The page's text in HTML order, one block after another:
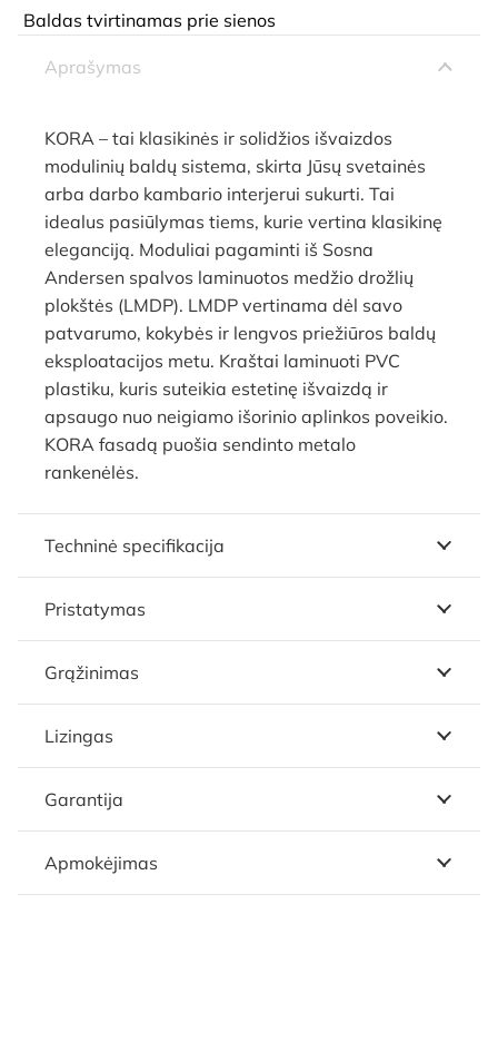
Baldas tvirtinamas prie sienos
Aprašymas
KORA – tai klasikinės ir solidžios išvaizdos
modulinių baldų sistema, skirta Jūsų svetainės
arba darbo kambario interjerui sukurti. Tai
idealus pasiūlymas tiems, kurie vertina klasikinę
eleganciją. Moduliai pagaminti iš Sosna
Andersen spalvos laminuotos medžio drožlių
plokštės (LMDP). LMDP vertinama dėl savo
patvarumo, kokybės ir lengvos priežiūros baldų
eksploatacijos metu. Kraštai laminuoti PVC
plastiku, kuris suteikia estetinę išvaizdą ir
apsaugo nuo neigiamo išorinio aplinkos poveikio.
KORA fasadą puošia sendinto metalo
rankenėlės.
Techninė specifikacija
Pristatymas
Grąžinimas
Lizingas
Garantija
Apmokėjimas